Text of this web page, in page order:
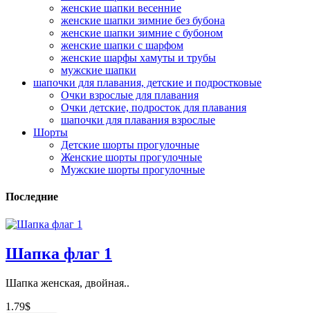
женские шапки весенние
женские шапки зимние без бубона
женские шапки зимние с бубоном
женские шапки с шарфом
женские шарфы хамуты и трубы
мужские шапки
шапочки для плавания, детские и подростковые
Очки взрослые для плавания
Очки детские, подросток для плавания
шапочки для плавания взрослые
Шорты
Детские шорты прогулочные
Женские шорты прогулочные
Мужские шорты прогулочные
Последние
Шапка флаг 1
Шапка женская, двойная..
1.79$